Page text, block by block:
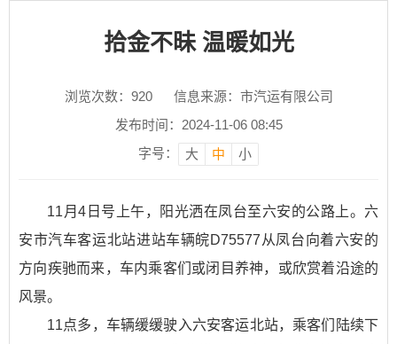
拾金不昧 温暖如光
浏览次数： 920
信息来源：市汽运有限公司
发布时间：2024-11-06 08:45
字号：
大 中 小
11月4日号上午，阳光洒在凤台至六安的公路上。六
安市汽车客运北站进站车辆皖D75577从凤台向着六安的
方向疾驰而来，车内乘客们或闭目养神，或欣赏着沿途的
风景。
11点多，车辆缓缓驶入六安客运北站，乘客们陆续下